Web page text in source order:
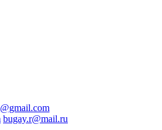
bugay.r@mail.ru